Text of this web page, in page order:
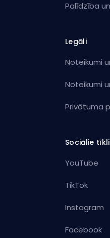
Palīdzība
Legāli
Noteikumi
Noteikumi
Privātuma
Sociālie tīkli
YouTube
TikTok
Instagram
Facebook